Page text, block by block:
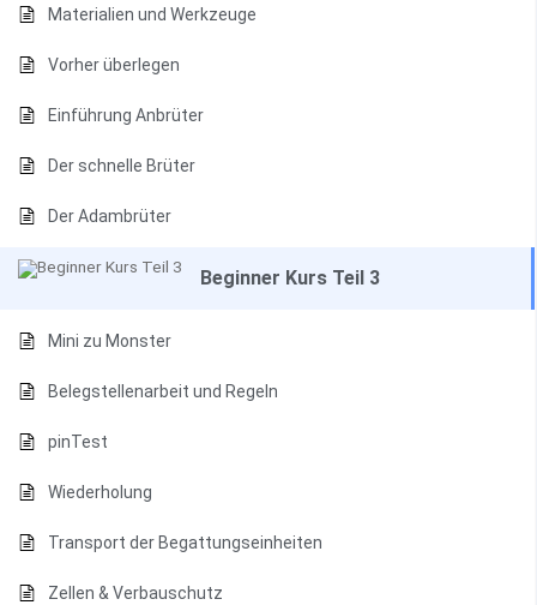
Materialien und Werkzeuge
Vorher überlegen
Einführung Anbrüter
Der schnelle Brüter
Der Adambrüter
Beginner Kurs Teil 3
Mini zu Monster
Belegstellenarbeit und Regeln
pinTest
Wiederholung
Transport der Begattungseinheiten
Zellen & Verbauschutz